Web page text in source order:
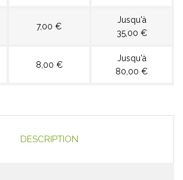
7,00 €
Jusqu'à
35,00 €
8,00 €
Jusqu'à
80,00 €
DESCRIPTION